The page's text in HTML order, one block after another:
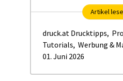
Artikel
druck.at Drucktipps,
Tutorials, Werbung &
01. Juni 2026